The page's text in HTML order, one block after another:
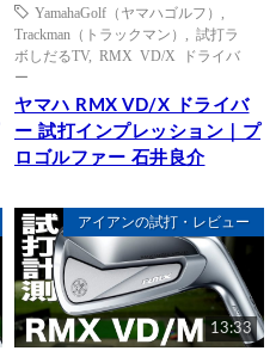
YamahaGolf（ヤマハゴルフ）
Trackman（トラックマン）
試打ラ
ボしだるTV, RMX VD/X ドライバ
ー
ヤマハ RMX VD/X ドライバ
ー 試打インプレッション｜プ
ロゴルファー 石井良介
アイアンの試打・レビュー
13:33